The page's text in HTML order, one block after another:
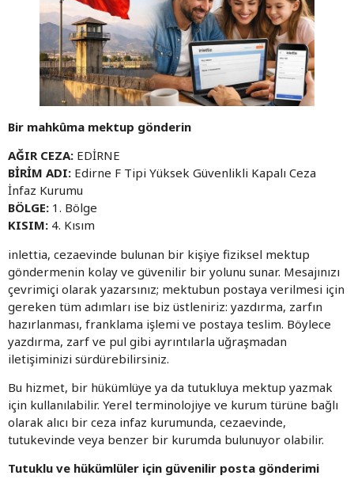
Bir mahkûma mektup gönderin
AĞIR CEZA: EDİRNE
BİRİM ADI: Edirne F Tipi Yüksek Güvenlikli Kapalı Ceza
İnfaz Kurumu
BÖLGE: 1. Bölge
KISIM: 4. Kısım
inlettia, cezaevinde bulunan bir kişiye fiziksel mektup
göndermenin kolay ve güvenilir bir yolunu sunar. Mesajınızı
çevrimiçi olarak yazarsınız; mektubun postaya verilmesi için
gereken tüm adımları ise biz üstleniriz: yazdırma, zarfın
hazırlanması, franklama işlemi ve postaya teslim. Böylece
yazdırma, zarf ve pul gibi ayrıntılarla uğraşmadan
iletişiminizi sürdürebilirsiniz.
Bu hizmet, bir hükümlüye ya da tutukluya mektup yazmak
için kullanılabilir. Yerel terminolojiye ve kurum türüne bağlı
olarak alıcı bir ceza infaz kurumunda, cezaevinde,
tutukevinde veya benzer bir kurumda bulunuyor olabilir.
Tutuklu ve hükümlüler için güvenilir posta gönderimi